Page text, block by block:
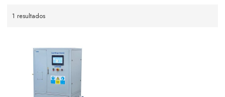
1 resultados